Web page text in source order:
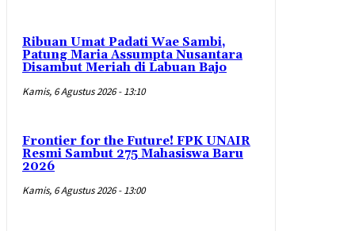
Ribuan Umat Padati Wae Sambi,
Patung Maria Assumpta Nusantara
Disambut Meriah di Labuan Bajo
Kamis, 6 Agustus 2026 - 13:10
Frontier for the Future! FPK UNAIR
Resmi Sambut 275 Mahasiswa Baru
2026
Kamis, 6 Agustus 2026 - 13:00